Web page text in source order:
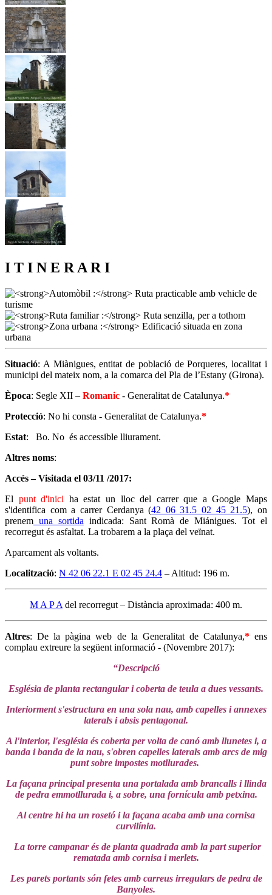
I T I N E R A R I
Situació: A Miànigues, entitat de població de Porqueres, localitat i
municipi del mateix nom, a la comarca del Pla de l’Estany (Girona).
Època: Segle XII – Romanic - Generalitat de Catalunya.*
Protecció: No hi consta - Generalitat de Catalunya.*
Estat: Bo. No és accessible lliurament.
Altres noms:
Accés – Visitada el 03/11 /2017:
El punt d'inici ha estat un lloc del carrer que a Google Maps
s'identifica com a carrer Cerdanya (42 06 31.5 02 45 21.5), on
prenem una sortida indicada: Sant Romà de Miánigues. Tot el
recorregut és asfaltat. La trobarem a la plaça del veïnat.
Aparcament als voltants.
Localització: N 42 06 22.1 E 02 45 24.4 – Altitud: 196 m.
M A P A del recorregut – Distància aproximada: 400 m.
Altres: De la pàgina web de la Generalitat de Catalunya,*ens
complau extreure la següent informació - (Novembre 2017):
“Descripció
Església de planta rectangular i coberta de teula a dues vessants.
Interiorment s'estructura en una sola nau, amb capelles i annexes
laterals i absis pentagonal.
A l'interior, l'església és coberta per volta de canó amb llunetes i, a
banda i banda de la nau, s'obren capelles laterals amb arcs de mig
punt sobre impostes motllurades.
La façana principal presenta una portalada amb brancalls i llinda
de pedra emmotllurada i, a sobre, una fornícula amb petxina.
Al centre hi ha un rosetó i la façana acaba amb una cornisa
curvilínia.
La torre campanar és de planta quadrada amb la part superior
rematada amb cornisa i merlets.
Les parets portants són fetes amb carreus irregulars de pedra de
Banyoles.